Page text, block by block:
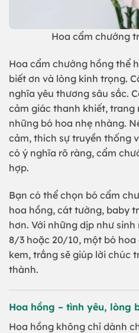
Hoa cẩm chướng
Hoa cẩm chướng hồng thể
biết ơn và lòng kính trọng.
nghĩa yêu thương sâu sắc.
cảm giác thanh khiết, trang
những bó hoa nhẹ nhàng.
cảm, thích sự truyền thống
có ý nghĩa rõ ràng, cẩm
hợp.
Bạn có thể chọn bó cẩm
hoa hồng, cát tường, baby
hơn. Với những dịp như
8/3 hoặc 20/10, một bó
kem, trắng sẽ giúp lời chúc
thành.
Hoa hồng – tình yêu, lòng
Hoa hồng không chỉ dành